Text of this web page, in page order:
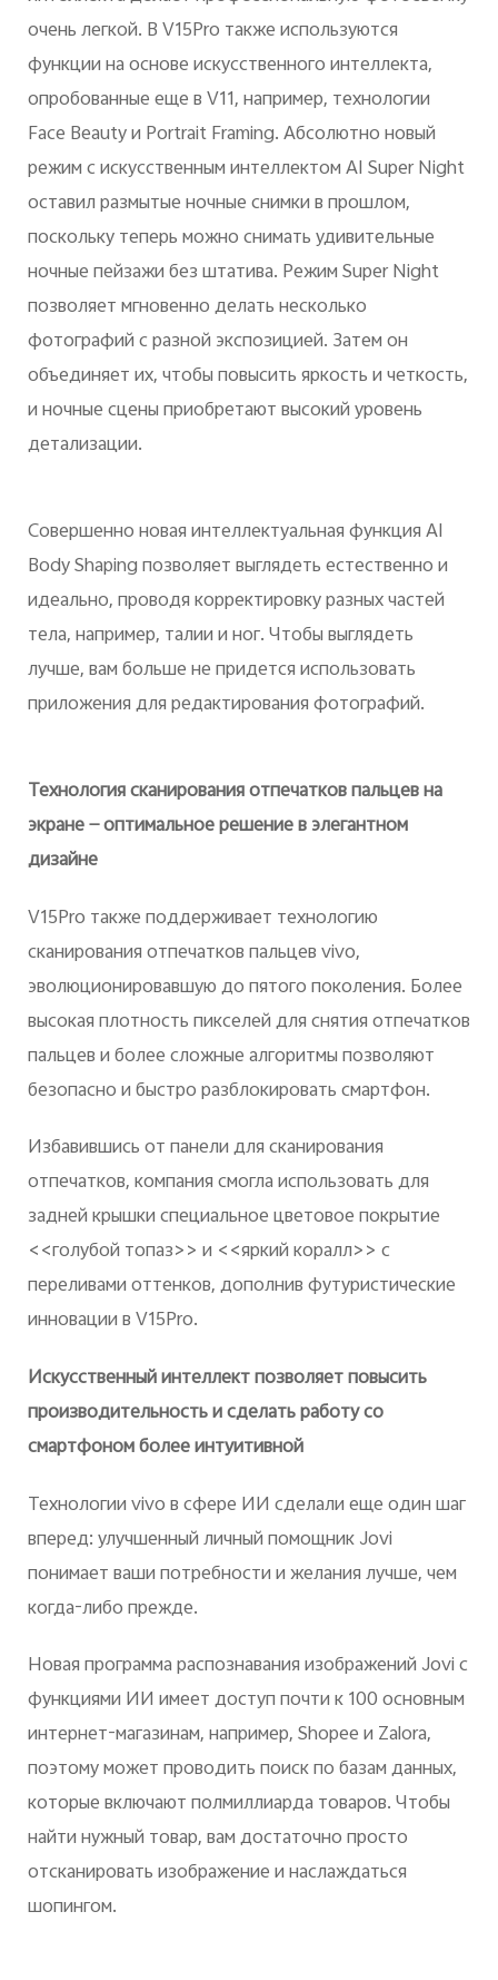
очень легкой. В V15Pro также используются
функции на основе искусственного интеллекта,
опробованные еще в V11, например, технологии
Face Beauty и Portrait Framing. Абсолютно новый
режим с искусственным интеллектом AI Super Night
оставил размытые ночные снимки в прошлом,
поскольку теперь можно снимать удивительные
ночные пейзажи без штатива. Режим Super Night
позволяет мгновенно делать несколько
фотографий с разной экспозицией. Затем он
объединяет их, чтобы повысить яркость и четкость,
и ночные сцены приобретают высокий уровень
детализации.
Совершенно новая интеллектуальная функция AI
Body Shaping позволяет выглядеть естественно и
идеально, проводя корректировку разных частей
тела, например, талии и ног. Чтобы выглядеть
лучше, вам больше не придется использовать
приложения для редактирования фотографий.
Технология сканирования отпечатков пальцев на
экране — оптимальное решение в элегантном
дизайне
V15Pro также поддерживает технологию
сканирования отпечатков пальцев vivo,
эволюционировавшую до пятого поколения. Более
высокая плотность пикселей для снятия отпечатков
пальцев и более сложные алгоритмы позволяют
безопасно и быстро разблокировать смартфон.
Избавившись от панели для сканирования
отпечатков, компания смогла использовать для
задней крышки специальное цветовое покрытие
<<голубой топаз>> и <<яркий коралл>> с
переливами оттенков, дополнив футуристические
инновации в V15Pro.
Искусственный интеллект позволяет повысить
производительность и сделать работу со
смартфоном более интуитивной
Технологии vivo в сфере ИИ сделали еще один шаг
вперед: улучшенный личный помощник Jovi
понимает ваши потребности и желания лучше, чем
когда-либо прежде.
Новая программа распознавания изображений Jovi с
функциями ИИ имеет доступ почти к 100 основным
интернет-магазинам, например, Shopee и Zalora,
поэтому может проводить поиск по базам данных,
которые включают полмиллиарда товаров. Чтобы
найти нужный товар, вам достаточно просто
отсканировать изображение и наслаждаться
шопингом.